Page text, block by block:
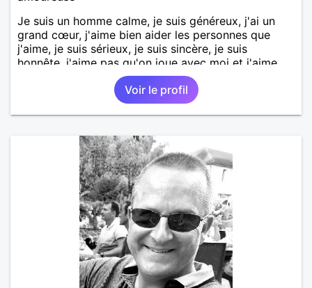
Je suis un homme calme, je suis généreux, j'ai un
grand cœur, j'aime bien aider les personnes que
j'aime, je suis sérieux, je suis sincère, je suis
honnête, j'aime pas qu'on joue avec moi et j'aime
pas les mensonges. Je cherche une relation
amoureuse et sérieuse.Voir le profil